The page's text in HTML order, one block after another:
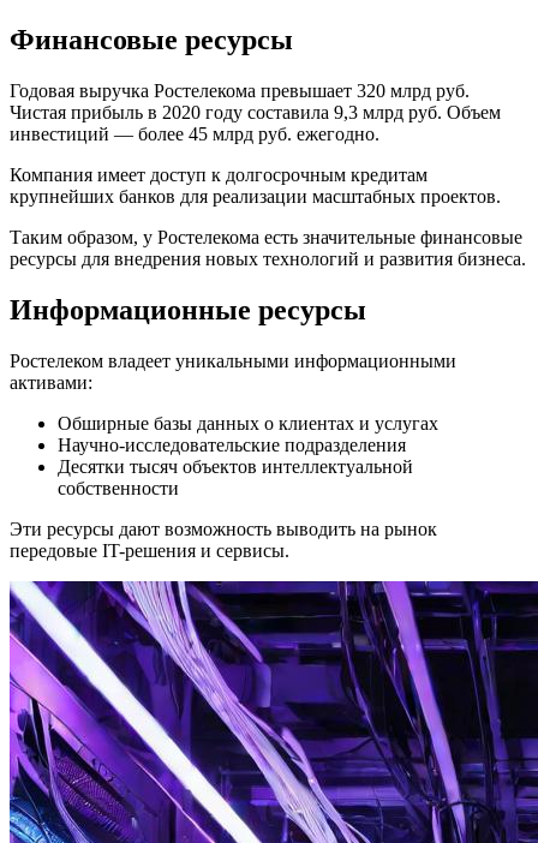
Финансовые ресурсы
Годовая выручка Ростелекома превышает 320 млрд руб.
Чистая прибыль в 2020 году составила 9,3 млрд руб. Объем
инвестиций — более 45 млрд руб. ежегодно.
Компания имеет доступ к долгосрочным кредитам
крупнейших банков для реализации масштабных проектов.
Таким образом, у Ростелекома есть значительные финансовые
ресурсы для внедрения новых технологий и развития бизнеса.
Информационные ресурсы
Ростелеком владеет уникальными информационными
активами:
Обширные базы данных о клиентах и услугах
Научно-исследовательские подразделения
Десятки тысяч объектов интеллектуальной
собственности
Эти ресурсы дают возможность выводить на рынок
передовые IT-решения и сервисы.